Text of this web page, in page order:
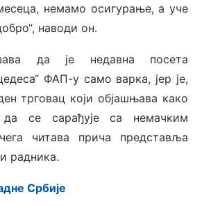
немамо осигурање, а уче
наводи он.
да је недавна посета
ФАП-у само варка, јер је,
трговац који објашњава како
да се сарађује са немачким
читава прича представља
радника.
Србије